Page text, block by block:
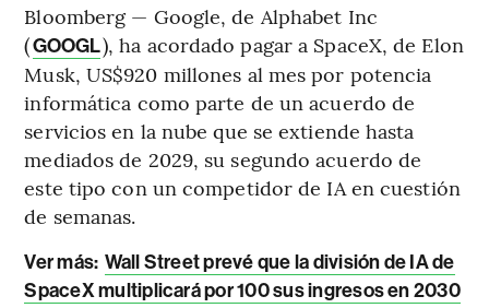
Bloomberg — Google, de Alphabet Inc
(GOOGL), ha acordado pagar a SpaceX, de Elon
Musk, US$920 millones al mes por potencia
informática como parte de un acuerdo de
servicios en la nube que se extiende hasta
mediados de 2029, su segundo acuerdo de
este tipo con un competidor de IA en cuestión
de semanas.
Ver más: Wall Street prevé que la división de IA de
SpaceX multiplicará por 100 sus ingresos en 2030